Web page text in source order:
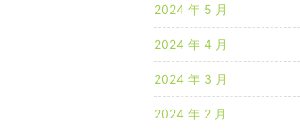
2024 年 5 月
2024 年 4 月
2024 年 3 月
2024 年 2 月